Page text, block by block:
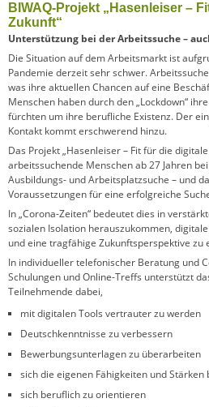
BIWAQ-Projekt „Hasenleiser –
Zukunft“
Unterstützung bei der Arbeitssuche –
Die Situation auf dem Arbeitsmarkt ist
Pandemie derzeit sehr schwer.
was ihre aktuellen Chancen auf eine
Menschen haben durch den „Lockdown“
fürchten um ihre berufliche Existenz. Der
Kontakt kommt erschwerend hinzu.
Das Projekt „Hasenleiser – Fit für die
arbeitssuchende Menschen ab 27 Jahren
Ausbildungs- und Arbeitsplatzsuche – und
Voraussetzungen für eine erfolgreiche
In „Corona-Zeiten“ bedeutet dies in
sozialen Isolation herauszukommen,
und eine tragfähige Zukunftsperspektive zu
In individueller telefonischer Beratung und
Schulungen und Online-Treffs unterstützt
Teilnehmende dabei,
mit digitalen Tools vertrauter zu werden
Deutschkenntnisse zu verbessern
Bewerbungsunterlagen zu überarbeiten
sich die eigenen Fähigkeiten und Stärken
sich beruflich zu orientieren